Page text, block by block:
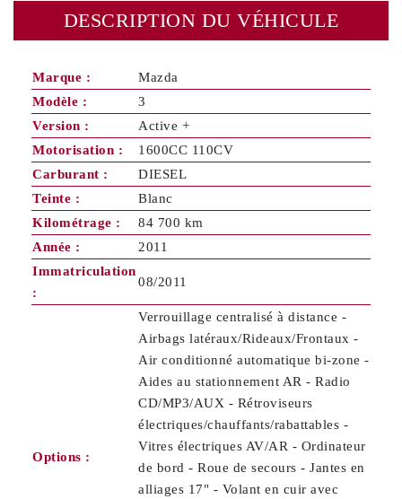
DESCRIPTION DU VÉHICULE
Marque :
Mazda
Modèle :
3
Version :
Active +
Motorisation :
1600CC 110CV
Carburant :
DIESEL
Teinte :
Blanc
Kilométrage :
84 700 km
Année :
2011
Immatriculation
:
08/2011
Options :
Verrouillage centralisé à distance -
Airbags latéraux/Rideaux/Frontaux -
Air conditionné automatique bi-zone -
Aides au stationnement AR - Radio
CD/MP3/AUX - Rétroviseurs
électriques/chauffants/rabattables -
Vitres électriques AV/AR - Ordinateur
de bord - Roue de secours - Jantes en
alliages 17" - Volant en cuir avec